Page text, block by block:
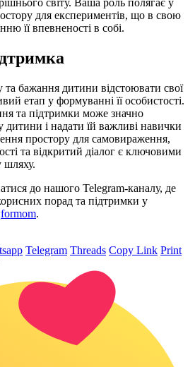
для експериментів, що в свою
її впевненості в собі.
бажання дитини відстоювати свої
етап у формуванні її особистості.
та підтримки може значно
і надати їй важливі навички
простору для самовираження,
та відкритий діалог є ключовими
шляху.
до нашого Telegram-каналу, де
порад та підтримки у
.
Telegram Threads Copy Link Print